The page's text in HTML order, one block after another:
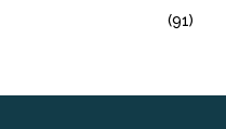
(91)